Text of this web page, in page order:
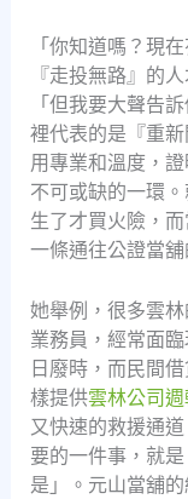
「你知道嗎？現
『走投無路』的
「但我要大聲告
裡代表的是『重
用專業和溫度，
不可或缺的一環
生了才買火險，
一條通往公證當舖
她舉例，很多雲
業務員，經常面
日廢時，而民間
樣提供雲林公司
又快速的救援通
要的一件事，就
是」。元山當舖